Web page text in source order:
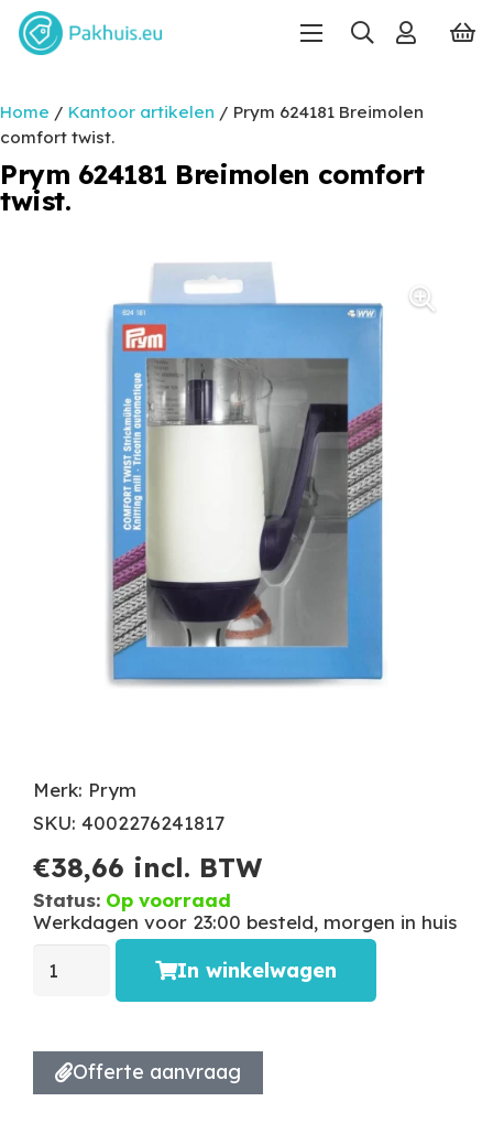
Home / Kantoor artikelen / Prym 624181 Breimolen
comfort twist.
Prym 624181 Breimolen comfort
twist.
Merk: Prym
SKU: 4002276241817
€38,66 incl. BTW
Status: Op voorraad
Werkdagen voor 23:00 besteld, morgen in huis
In winkelwagen
Offerte aanvraag